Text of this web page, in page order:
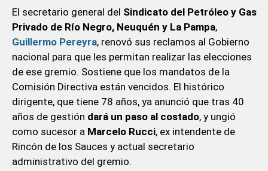
El secretario general del Sindicato del Petróleo y Gas
Privado de Río Negro, Neuquén y La Pampa,
Guillermo Pereyra, renovó sus reclamos al Gobierno
nacional para que les permitan realizar las elecciones
de ese gremio. Sostiene que los mandatos de la
Comisión Directiva están vencidos. El histórico
dirigente, que tiene 78 años, ya anunció que tras 40
años de gestión dará un paso al costado, y ungió
como sucesor a Marcelo Rucci, ex intendente de
Rincón de los Sauces y actual secretario
administrativo del gremio.